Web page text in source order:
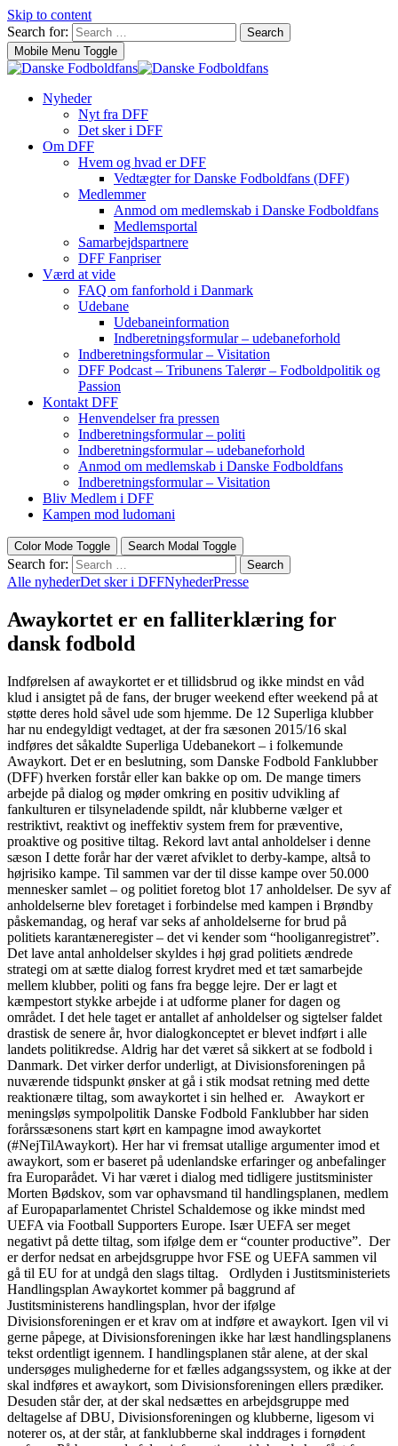
Skip to content
Search for:
Search
Mobile Menu Toggle
Nyheder
Nyt fra DFF
Det sker i DFF
Om DFF
Hvem og hvad er DFF
Vedtægter for Danske Fodboldfans (DFF)
Medlemmer
Anmod om medlemskab i Danske Fodboldfans
Medlemsportal
Samarbejdspartnere
DFF Fanpriser
Værd at vide
FAQ om fanforhold i Danmark
Udebane
Udebaneinformation
Indberetningsformular – udebaneforhold
Indberetningsformular – Visitation
DFF Podcast – Tribunens Talerør – Fodboldpolitik og
Passion
Kontakt DFF
Henvendelser fra pressen
Indberetningsformular – politi
Indberetningsformular – udebaneforhold
Anmod om medlemskab i Danske Fodboldfans
Indberetningsformular – Visitation
Bliv Medlem i DFF
Kampen mod ludomani
Color Mode Toggle Search Modal Toggle
Search for: Search
Alle nyhederDet sker i DFFNyhederPresse
Awaykortet er en falliterklæring for
dansk fodbold
Indførelsen af awaykortet er et tillidsbrud og ikke mindst en våd
klud i ansigtet på de fans, der bruger weekend efter weekend på at
støtte deres hold såvel ude som hjemme. De 12 Superliga klubber
har nu endegyldigt vedtaget, at der fra sæsonen 2015/16 skal
indføres det såkaldte Superliga Udebanekort – i folkemunde
Awaykort. Det er en beslutning, som Danske Fodbold Fanklubber
(DFF) hverken forstår eller kan bakke op om. De mange timers
arbejde på dialog og møder omkring en positiv udvikling af
fankulturen er tilsyneladende spildt, når klubberne vælger et
restriktivt, reaktivt og ineffektiv system frem for præventive,
proaktive og positive tiltag. Rekord lavt antal anholdelser i denne
sæson I dette forår har der været afviklet to derby-kampe, altså to
højrisiko kampe. Til sammen var der til disse kampe over 50.000
mennesker samlet – og politiet foretog blot 17 anholdelser. De syv af
anholdelserne blev foretaget i forbindelse med kampen i Brøndby
påskemandag, og heraf var seks af anholdelserne for brud på
politiets karantæneregister – det vi kender som “hooliganregistret”.
Det lave antal anholdelser skyldes i høj grad politiets ændrede
strategi om at sætte dialog forrest krydret med et tæt samarbejde
mellem klubber, politi og fans fra begge lejre. Der er lagt et
kæmpestort stykke arbejde i at udforme planer for dagen og
området. I det hele taget er antallet af anholdelser og sigtelser faldet
drastisk de senere år, hvor dialogkonceptet er blevet indført i alle
landets politikredse. Aldrig har det været så sikkert at se fodbold i
Danmark. Det virker derfor underligt, at Divisionsforeningen på
nuværende tidspunkt ønsker at gå i stik modsat retning med dette
reaktionære tiltag, som awaykortet i sin helhed er. Awaykort er
meningsløs sympolpolitik Danske Fodbold Fanklubber har siden
forårssæsonens start kørt en kampagne imod awaykortet
(#NejTilAwaykort). Her har vi fremsat utallige argumenter imod et
awaykort, som er baseret på udenlandske erfaringer og anbefalinger
fra Europarådet. Vi har været i dialog med tidligere justitsminister
Morten Bødskov, som var ophavsmand til handlingsplanen, medlem
af Europaparlamentet Christel Schaldemose og ikke mindst med
UEFA via Football Supporters Europe. Især UEFA ser meget
negativt på dette tiltag, som ifølge dem er “counter productive”. Der
er derfor nedsat en arbejdsgruppe hvor FSE og UEFA sammen vil
gå til EU for at undgå den slags tiltag. Ordlyden i Justitsministeriets
Handlingsplan Awaykortet kommer på baggrund af
Justitsministerens handlingsplan, hvor der ifølge
Divisionsforeningen er et krav om at indføre et awaykort. Igen vil vi
gerne påpege, at Divisionsforeningen ikke har læst handlingsplanens
tekst ordentligt igennem. I handlingsplanen står alene, at der skal
undersøges mulighederne for et fælles adgangssystem, og ikke at der
skal indføres et awaykort, som Divisionsforeningen ellers prædiker.
Desuden står der, at der skal nedsættes en arbejdsgruppe med
deltagelse af DBU, Divisionsforeningen og klubberne, ligesom vi
noterer os, at der står, at fanklubberne skal inddrages i fornødent